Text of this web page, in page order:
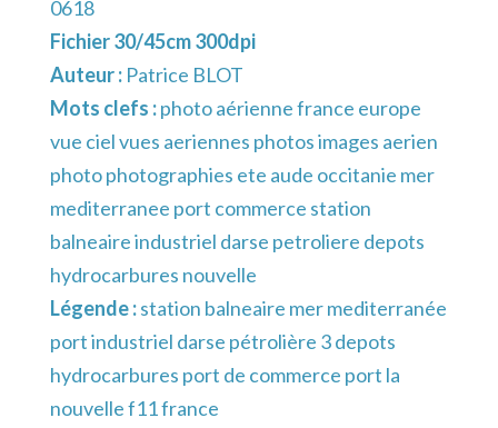
0618
Fichier 30/45cm 300dpi
Auteur : Patrice BLOT
Mots clefs :photo aérienne france europe
vue ciel vues aeriennes photos images aerien
photo photographies ete aude occitanie mer
mediterranee port commerce station
balneaire industriel darse petroliere depots
hydrocarbures nouvelle
Légende :station balneaire mer mediterranée
port industriel darse pétrolière 3 depots
hydrocarbures port de commerce port la
nouvelle f11 france